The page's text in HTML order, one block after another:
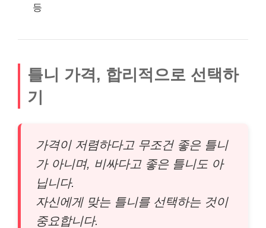
등
틀니 가격, 합리적으로 선택하
기
가격이 저렴하다고 무조건 좋은 틀니
가 아니며, 비싸다고 좋은 틀니도 아
닙니다.
자신에게 맞는 틀니를 선택하는 것이
중요합니다.